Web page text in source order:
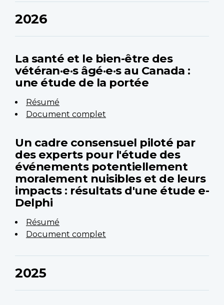
2026
La santé et le bien-être des
vétéran·e·s âgé·e·s au Canada :
une étude de la portée
Résumé
Document complet
Un cadre consensuel piloté par
des experts pour l'étude des
événements potentiellement
moralement nuisibles et de leurs
impacts : résultats d'une étude e-
Delphi
Résumé
Document complet
2025